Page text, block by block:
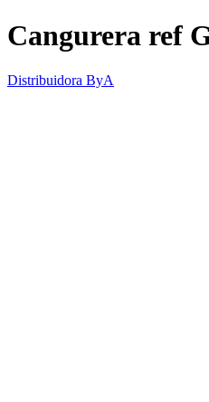
Cangurera ref
Distribuidora ByA